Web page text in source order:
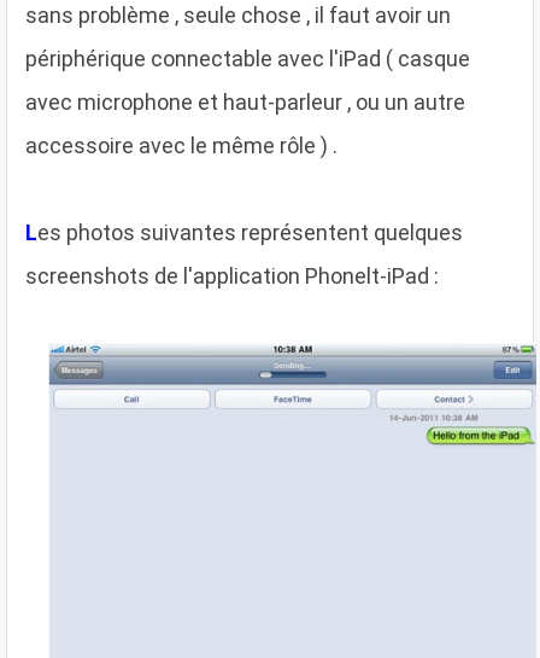
sans problème , seule chose , il faut avoir un
périphérique connectable avec l'iPad ( casque
avec microphone et haut-parleur , ou un autre
accessoire avec le même rôle ) .
Les photos suivantes représentent quelques
screenshots de l'application Phonelt-iPad :